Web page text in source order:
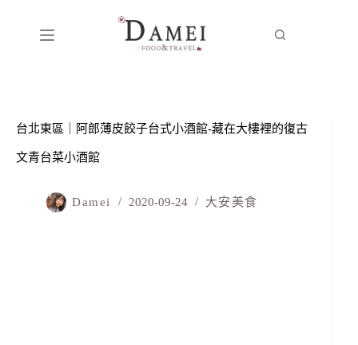
台北東區｜阿郎薄皮餃子台式小酒館-藏在大樓裡的復古
文青台菜小酒館
Damei 2020-09-24 大安美食